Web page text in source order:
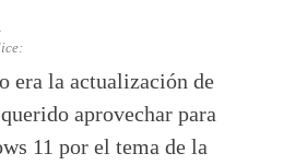
era la actualización de
aprovechar para
11 por el tema de la